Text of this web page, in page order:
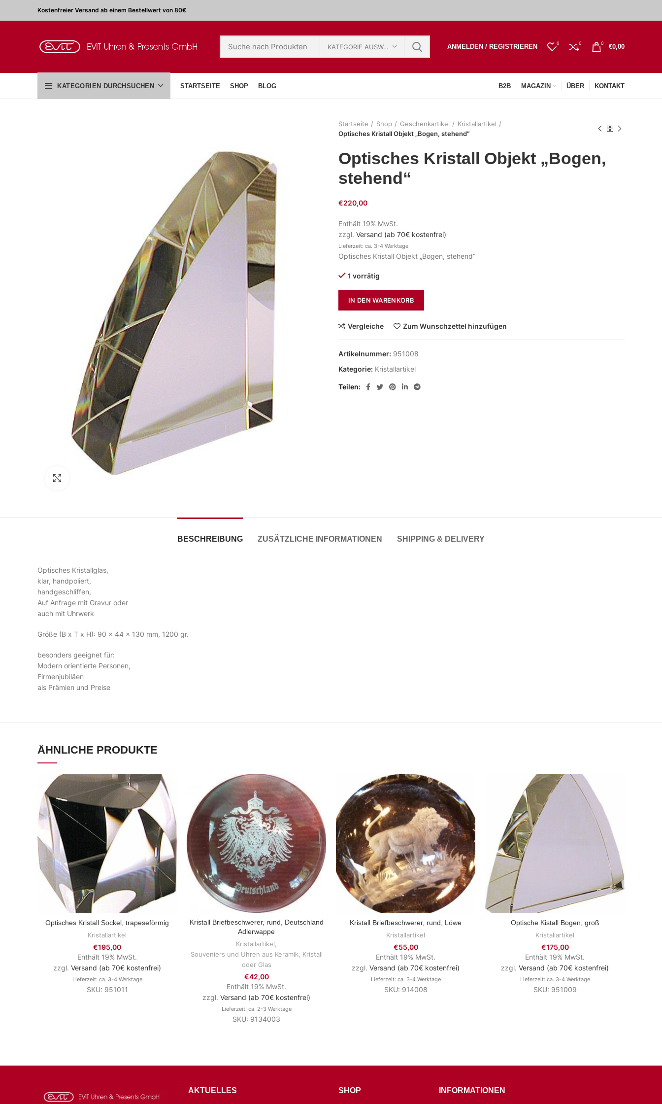
Kostenfreier Versand ab einem Bestellwert von 80€
KATEGORIE AUSWÄHLEN ANMELDEN / REGISTRIEREN 0 0 0 €0,00
KATEGORIEN DURCHSUCHEN STARTSEITE SHOP BLOG B2B MAGAZIN ÜBER KONTAKT
Startseite Shop Geschenkartikel
Kristallartikel
Optisches Kristall Objekt „Bogen, stehend“
Optisches Kristall Objekt „Bogen,
stehend“
€220,00
Enthält 19% MwSt.
zzgl. Versand (ab 70€ kostenfrei)
Lieferzeit: ca. 3-4 Werktage
Optisches Kristall Objekt „Bogen, stehend“
1 vorrätig
IN DEN WARENKORB
Vergleiche Zum Wunschzettel hinzufügen
Artikelnummer: 951008
Kategorie: Kristallartikel
Teilen
BESCHREIBUNG ZUSÄTZLICHE INFORMATIONEN SHIPPING & DELIVERY
Optisches Kristallglas,
klar, handpoliert,
handgeschliffen,
Auf Anfrage mit Gravur oder
auch mit Uhrwerk
Größe (B x T x H): 90 x 44 x 130 mm, 1200 gr.
besonders geeignet für:
Modern orientierte Personen,
Firmenjubiläen
als Prämien und Preise
ÄHNLICHE PRODUKTE
ZUM PRODUKT
Optisches Kristall Sockel, trapeseförmig
Kristallartikel
€195,00
Enthält 19% MwSt.
zzgl. Versand (ab 70€ kostenfrei)
Lieferzeit: ca. 3-4 Werktage
SKU: 951011
ZUM PRODUKT
Kristall Briefbeschwerer, rund, Deutschland
Adlerwappe
Kristallartikel,
Souveniers und Uhren aus Keramik, Kristall
oder Glas
€42,00
Enthält 19% MwSt.
zzgl. Versand (ab 70€ kostenfrei)
Lieferzeit: ca. 2-3 Werktage
SKU: 9134003
ZUM PRODUKT
Kristall Briefbeschwerer, rund, Löwe
Kristallartikel
€55,00
Enthält 19% MwSt.
zzgl. Versand (ab 70€ kostenfrei)
Lieferzeit: ca. 3-4 Werktage
SKU: 914008
ZUM PRODUKT
Optische Kistall Bogen, groß
Kristallartikel
€175,00
Enthält 19% MwSt.
zzgl. Versand (ab 70€ kostenfrei)
Lieferzeit: ca. 3-4 Werktage
SKU: 951009
AKTUELLES SHOP INFORMATIONEN